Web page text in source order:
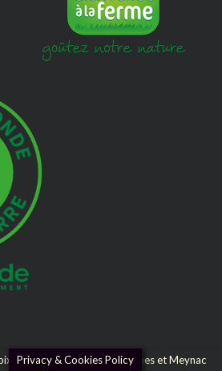
de Beylot - 33360 Camblanes et Meynac
Privacy & Cookies Policy